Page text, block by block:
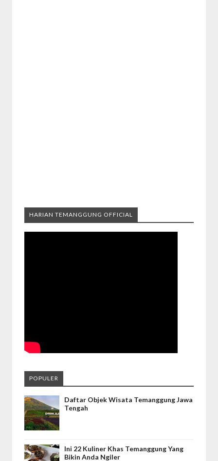
HARIAN TEMANGGUNG OFFICIAL
POPULER
Daftar Objek Wisata Temanggung Jawa
Tengah
Ini 22 Kuliner Khas Temanggung Yang
Bikin Anda Ngiler